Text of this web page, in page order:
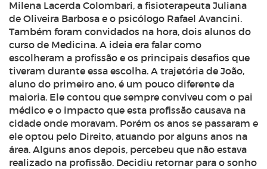
Milena Lacerda Colombari, a fisioterapeuta Juliana
de Oliveira Barbosa e o psicólogo Rafael Avancini.
Também foram convidados na hora, dois alunos do
curso de Medicina. A ideia era falar como
escolheram a profissão e os principais desafios que
tiveram durante essa escolha. A trajetória de João,
aluno do primeiro ano, é um pouco diferente da
maioria. Ele contou que sempre conviveu com o pai
médico e o impacto que esta profissão causava na
cidade onde moravam. Porém os anos se passaram e
ele optou pelo Direito, atuando por alguns anos na
área. Alguns anos depois, percebeu que não estava
realizado na profissão. Decidiu retornar para o sonho